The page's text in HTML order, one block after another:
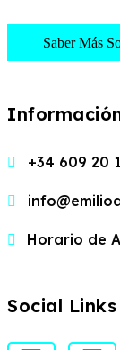
Saber Más
+34 609 20
Horario de
Social Links